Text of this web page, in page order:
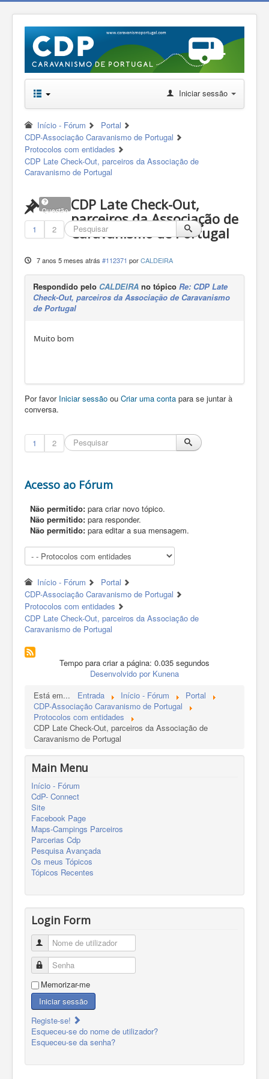
Iniciar sessão
Início - Fórum
Portal
CDP-Associação Caravanismo de Portugal
Protocolos com entidades
CDP Late Check-Out, parceiros da Associação de
Caravanismo de Portugal
Questão CDP Late Check-Out,
parceiros da Associação de
Caravanismo de Portugal
1 2
7 anos 5 meses atrás #112371 porCALDEIRA
Respondido pelo CALDEIRA no tópico Re: CDP Late
Check-Out, parceiros da Associação de Caravanismo
de Portugal
Muito bom
Por favor Iniciar sessão ou Criar uma conta para se juntar à
conversa.
1 2
Acesso ao Fórum
Não permitido: para criar novo tópico.
Não permitido: para responder.
Não permitido: para editar a sua mensagem.
Início - Fórum
Portal
CDP-Associação Caravanismo de Portugal
Protocolos com entidades
CDP Late Check-Out, parceiros da Associação de
Caravanismo de Portugal
Tempo para criar a página: 0.035 segundos
Desenvolvido por Kunena
Está em...
Entrada Início - Fórum
Portal
CDP-Associação Caravanismo de Portugal
Protocolos com entidades
CDP Late Check-Out, parceiros da Associação de
Caravanismo de Portugal
Main Menu
Início - Fórum
CdP- Connect
Site
Facebook Page
Maps-Campings Parceiros
Parcerias Cdp
Pesquisa Avançada
Os meus Tópicos
Tópicos Recentes
Login Form
Nome de utilizador
Senha
Memorizar-me
Iniciar sessão
Registe-se!
Esqueceu-se do nome de utilizador?
Esqueceu-se da senha?